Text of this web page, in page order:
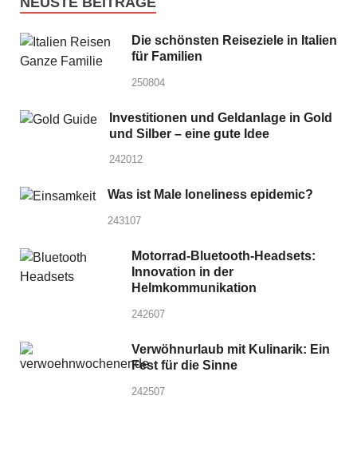
Die schönsten Reiseziele in Italien
für Familien
250804
Investitionen und Geldanlage in Gold
und Silber – eine gute Idee
242012
Was ist Male loneliness epidemic?
243107
Motorrad-Bluetooth-Headsets:
Innovation in der
Helmkommunikation
242607
Verwöhnurlaub mit Kulinarik: Ein
Fest für die Sinne
242507